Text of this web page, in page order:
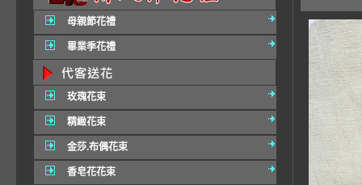
母親節花禮
畢業季花禮
玫瑰花束
精緻花束
金莎.布偶花束
香皂花花束